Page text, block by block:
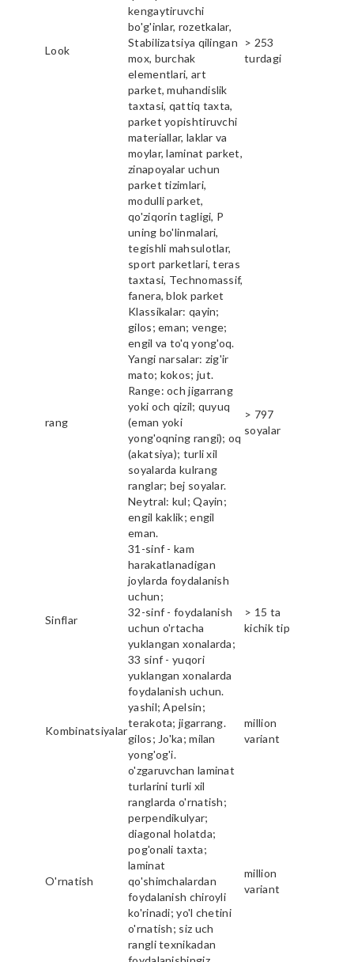
Look
kengaytiruvchi
bo'g'inlar, rozetkalar,
Stabilizatsiya qilingan
mox, burchak
elementlari, art
parket, muhandislik
taxtasi, qattiq taxta,
parket yopishtiruvchi
materiallar, laklar va
moylar, laminat parket,
zinapoyalar uchun
parket tizimlari,
modulli parket,
qo'ziqorin tagligi, P
uning bo'linmalari,
tegishli mahsulotlar,
sport parketlari, teras
taxtasi, Technomassif,
fanera, blok parket
> 253
turdagi
rang
Klassikalar: qayin;
gilos; eman; venge;
engil va to'q yong'oq.
Yangi narsalar: zig'ir
mato; kokos; jut.
Range: och jigarrang
yoki och qizil; quyuq
(eman yoki
yong'oqning rangi); oq
(akatsiya); turli xil
soyalarda kulrang
ranglar; bej soyalar.
Neytral: kul; Qayin;
engil kaklik; engil
eman.
> 797
soyalar
Sinflar
31-sinf - kam
harakatlanadigan
joylarda foydalanish
uchun;
32-sinf - foydalanish
uchun o'rtacha
yuklangan xonalarda;
33 sinf - yuqori
yuklangan xonalarda
foydalanish uchun.
> 15 ta
kichik tip
Kombinatsiyalar
yashil; Apelsin;
terakota; jigarrang.
gilos; Jo'ka; milan
yong'og'i.
million
variant
O'rnatish
o'zgaruvchan laminat
turlarini turli xil
ranglarda o'rnatish;
perpendikulyar;
diagonal holatda;
pog'onali taxta;
laminat
qo'shimchalardan
foydalanish chiroyli
ko'rinadi; yo'l chetini
o'rnatish; siz uch
rangli texnikadan
million
variant